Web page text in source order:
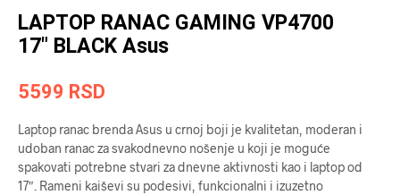
LAPTOP RANAC GAMING VP4700
17″ BLACK Asus
5599 RSD
Laptop ranac brenda Asus u crnoj boji je kvalitetan, moderan i
udoban ranac za svakodnevno nošenje u koji je moguće
spakovati potrebne stvari za dnevne aktivnosti kao i laptop od
17″. Rameni kaiševi su podesivi, funkcionalni i izuzetno